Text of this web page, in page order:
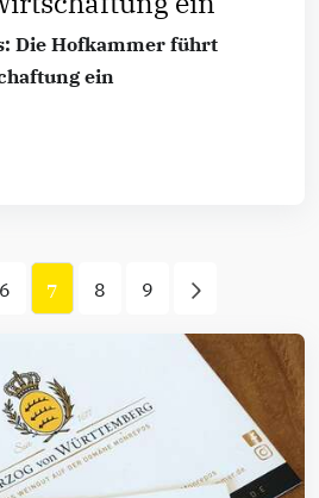
Die Hofkammer führt
ein
6 7 8 9